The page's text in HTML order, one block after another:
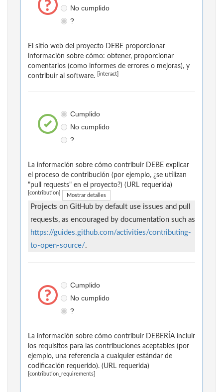
No cumplido
?
El sitio web del proyecto DEBE proporcionar
información sobre cómo: obtener, proporcionar
comentarios (como informes de errores o mejoras), y
contribuir al software.
[interact]
Cumplido
No cumplido
?
La información sobre cómo contribuir DEBE explicar
el proceso de contribución (por ejemplo, ¿se utilizan
"pull requests" en el proyecto?) (URL requerida)
[contribution] Mostrar detalles
Projects on GitHub by default use issues and pull
requests, as encouraged by documentation such as
https://guides.github.com/activities/contributing-
to-open-source/.
Cumplido
No cumplido
?
La información sobre cómo contribuir DEBERÍA incluir
los requisitos para las contribuciones aceptables (por
ejemplo, una referencia a cualquier estándar de
codificación requerido). (URL requerida)
[contribution_requirements]